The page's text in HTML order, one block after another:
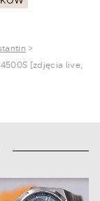
>
[zdjęcia live,